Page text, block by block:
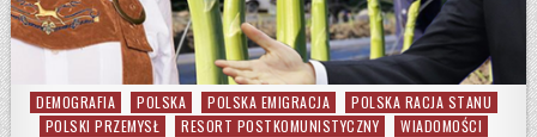
Posted in
DEMOGRAFIA POLSKA POLSKA EMIGRACJA
POLSKA RACJA STANU
POLSKI PRZEMYSŁ
RESORT POSTKOMUNISTYCZNY
WIADOMOŚCI